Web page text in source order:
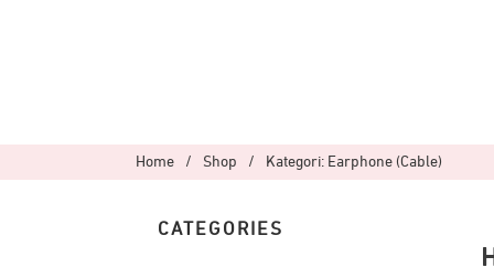
Home / Shop / Kategori: Earphone (Cable)
CATEGORIES